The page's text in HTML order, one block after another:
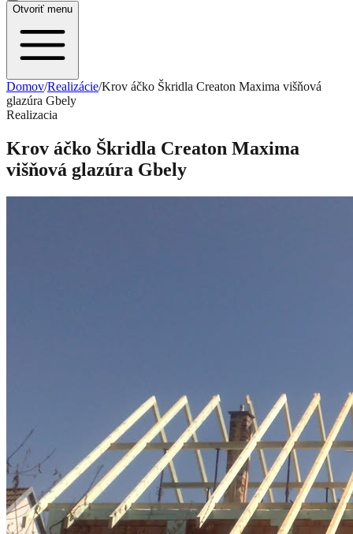
Otvoriť menu
Domov/Realizácie/Krov áčko Škridla Creaton Maxima višňová
glazúra Gbely
Realizacia
Krov áčko Škridla Creaton Maxima
višňová glazúra Gbely